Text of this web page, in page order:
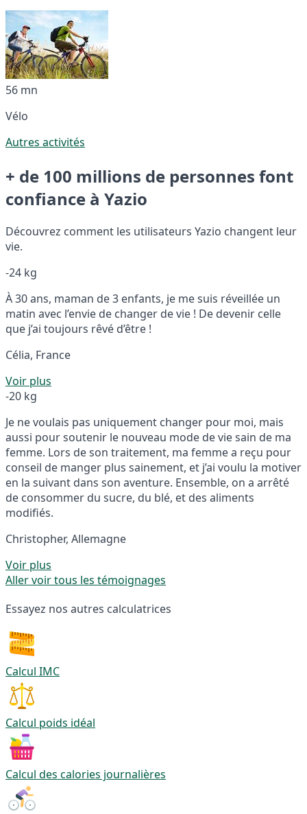
56 mn
Vélo
Autres activités
+ de 100 millions de personnes font
confiance à Yazio
Découvrez comment les utilisateurs Yazio changent leur
vie.
-24 kg
À 30 ans, maman de 3 enfants, je me suis réveillée un
matin avec l’envie de changer de vie ! De devenir celle
que j’ai toujours rêvé d’être !
Célia, France
Voir plus
-20 kg
Je ne voulais pas uniquement changer pour moi, mais
aussi pour soutenir le nouveau mode de vie sain de ma
femme. Lors de son traitement, ma femme a reçu pour
conseil de manger plus sainement, et j’ai voulu la motiver
en la suivant dans son aventure. Ensemble, on a arrêté
de consommer du sucre, du blé, et des aliments
modifiés.
Christopher, Allemagne
Voir plus
Aller voir tous les témoignages
Essayez nos autres calculatrices
Calcul IMC
Calcul poids idéal
Calcul des calories journalières